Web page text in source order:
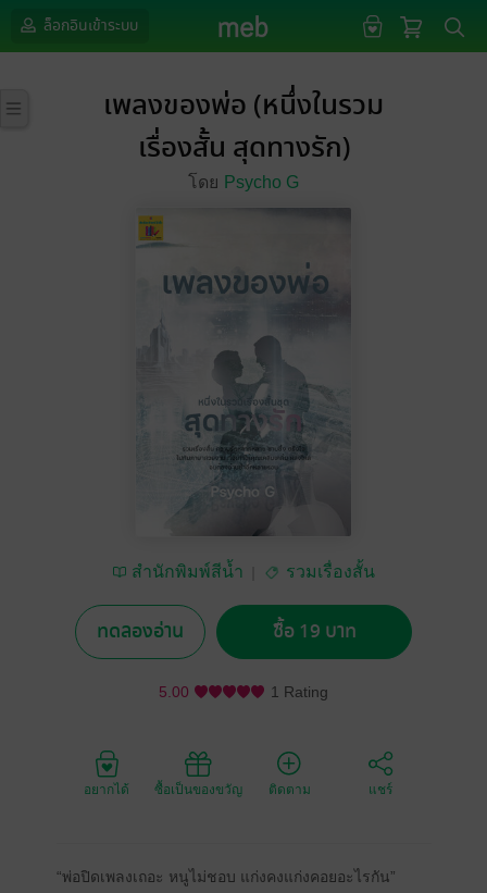
ล็อกอินเข้าระบบ
เพลงของพ่อ (หนึ่งในรวม
เรื่องสั้น สุดทางรัก)
โดย Psycho G
สำนักพิมพ์สีน้ำ รวมเรื่องสั้น
ทดลองอ่าน ซื้อ 19 บาท
5.00 1 Rating
อยากได้ ซื้อเป็นของขวัญ ติดตาม แชร์
“พ่อปิดเพลงเถอะ หนูไม่ชอบ แก่งคงแก่งคอยอะไรกัน”